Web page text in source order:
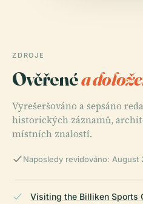
ZDROJE
Ověřenéa
Vyrešeršováno a sepsáno
historických záznamů,
místních znalostí.
Naposledy revidováno: August
Visiting the Billiken Sports